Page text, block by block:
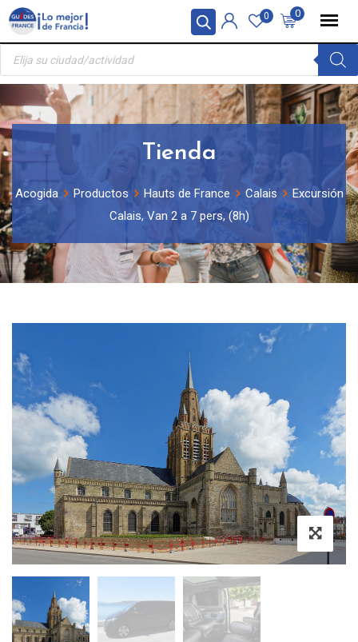
Panel de gestión de cookies
Skip
content
0
0
Búsqueda
productos
Tienda
Acogida Productos Hauts de France Calais
Excursión
Calais, Van 2 a 7 pers, (8h)